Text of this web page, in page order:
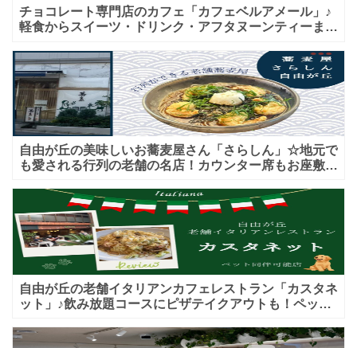
チョコレート専門店のカフェ「カフェベルアメール」♪
軽食からスイーツ・ドリンク・アフタヌーンティーまで
自由が丘の美味しいお蕎麦屋さん「さらしん」☆地元で
も愛される行列の老舗の名店！カウンター席もお座敷も
自由が丘の老舗イタリアンカフェレストラン「カスタネ
ット」♪飲み放題コースにピザテイクアウトも！ペット